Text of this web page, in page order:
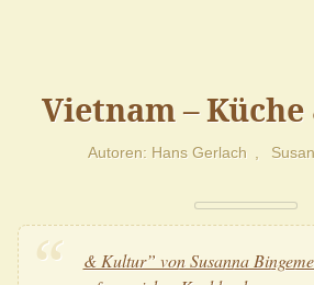
Vietnam – Küche
Autoren Hans Gerlach
& Kultur” von Susanna